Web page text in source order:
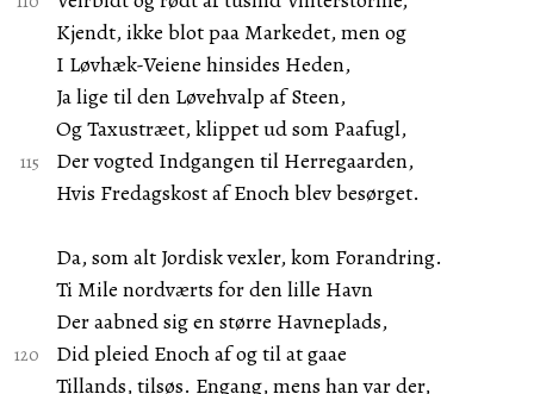
Kjendt, ikke blot paa Markedet, men og
I Løvhæk-Veiene hinsides Heden,
Ja lige til den Løvehvalp af Steen,
Og Taxustræet, klippet ud som Paafugl,
Der vogted Indgangen til Herregaarden,
Hvis Fredagskost af Enoch blev besørget.
Da, som alt Jordisk vexler, kom Forandring.
Ti Mile nordværts for den lille Havn
Der aabned sig en større Havneplads,
Did pleied Enoch af og til at gaae
Tillands, tilsøs. Engang, mens han var der,